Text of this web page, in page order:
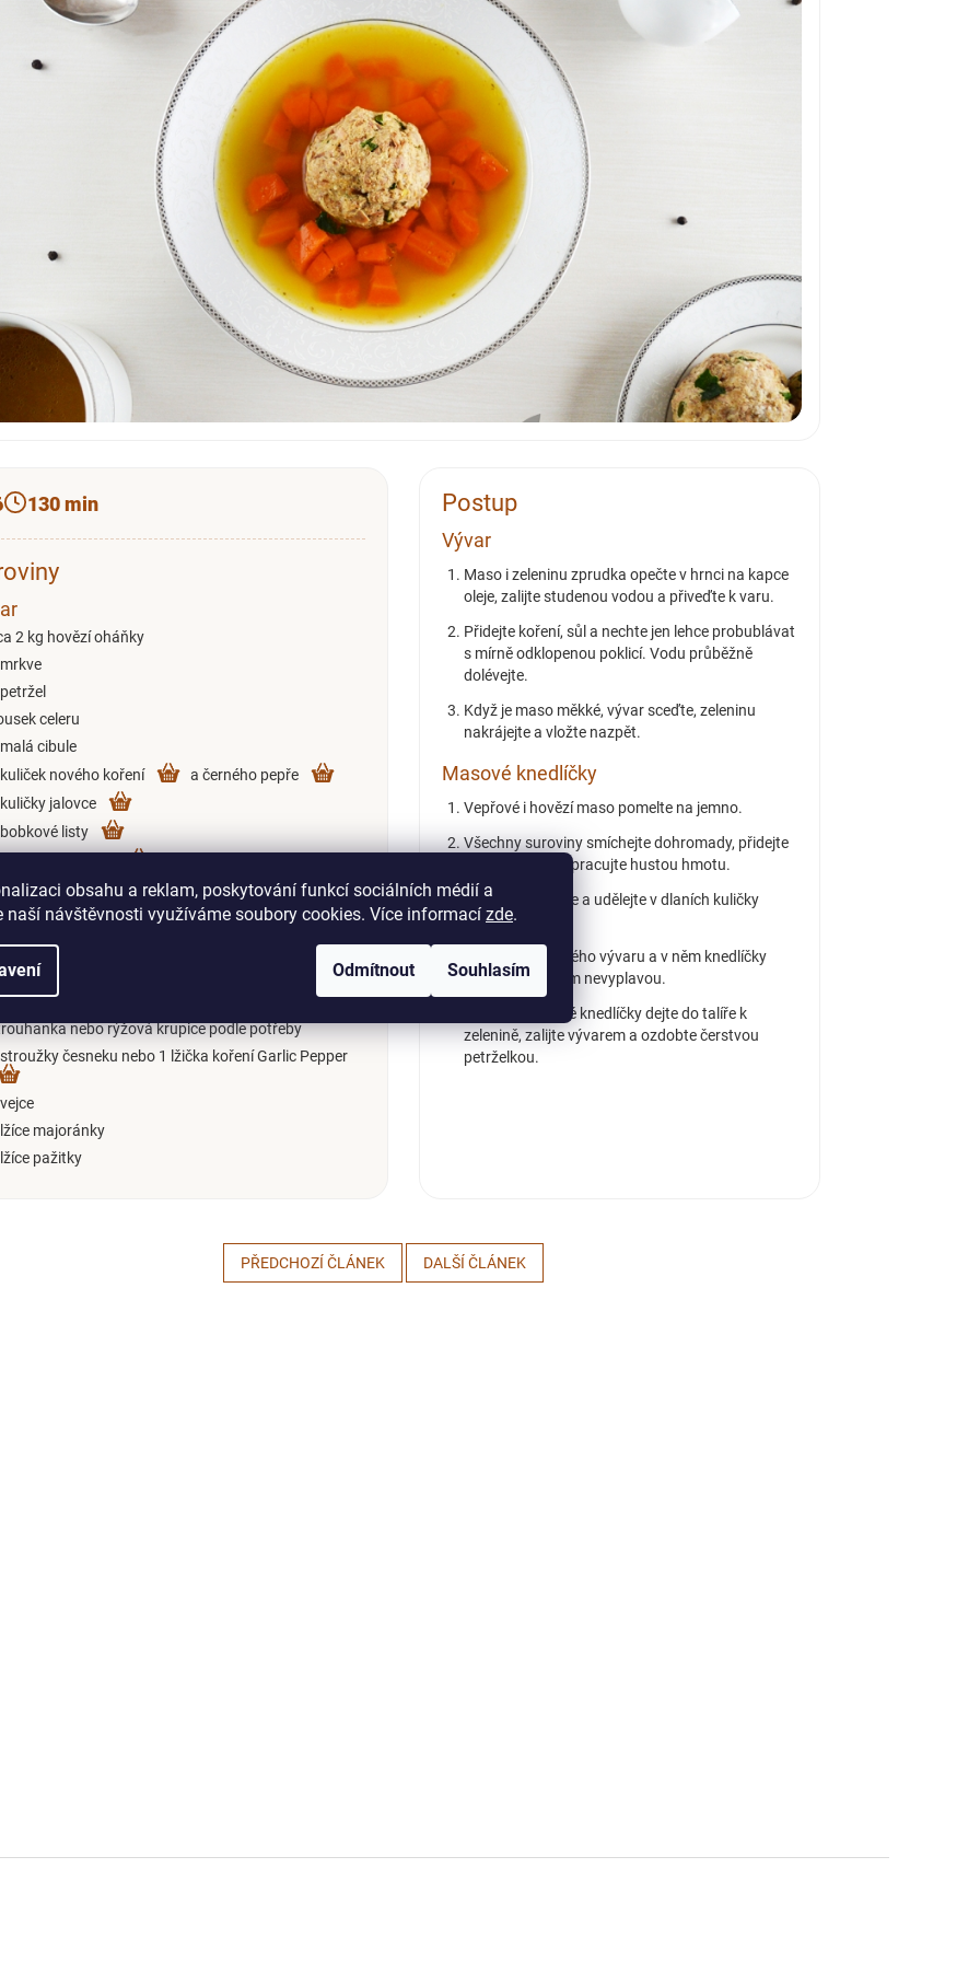
obsahu a reklam, poskytování funkcí sociálních médií a
naší návštěvnosti využíváme soubory cookies. Více informací zde.
Odmítnout Souhlasím
130 min
2 kg hovězí oháňky
celeru
cibule
nového koření
a černého pepře
jalovce
listy
dle chuti
dle chuti
knedlíčky
g mletého hovězího a vepřového (půl na půl)
nebo rýžová krupice podle potřeby
česneku nebo 1 lžička koření Garlic Pepper
majoránky
pažitky
Postup
Vývar
Maso i zeleninu zprudka opečte v hrnci na kapce
oleje, zalijte studenou vodou a přiveďte k varu.
Přidejte koření, sůl a nechte jen lehce probublávat
s mírně odklopenou poklicí. Vodu průběžně
dolévejte.
Když je maso měkké, vývar sceďte, zeleninu
nakrájejte a vložte nazpět.
Masové knedlíčky
Vepřové i hovězí maso pomelte na jemno.
Všechny suroviny smíchejte dohromady, přidejte
sůl a koření a vypracujte hustou hmotu.
Lžičkou nabírejte a udělejte v dlaních kuličky
stejné velikosti.
Slijte trochu čistého vývaru a v něm knedlíčky
vařte, dokud vám nevyplavou.
Uvařené masové knedlíčky dejte do talíře k
zelenině, zalijte vývarem a ozdobte čerstvou
petrželkou.
PŘEDCHOZÍ ČLÁNEK DALŠÍ ČLÁNEK